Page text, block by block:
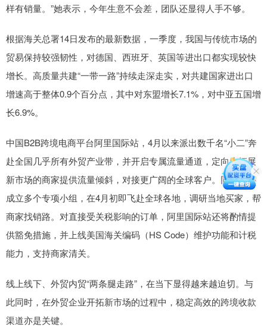
样有销量。”她表示，今年生意不会差，团队还显得人手不够。
根据海关总署14日发布的最新数据，一季度，我国与传统市场的
贸易保持较强韧性，对德国、西班牙、英国等进出口都实现较快
增长。高质量共建“一带一路”持续走深走实，对共建国家进出口
增速高于整体0.9个百分点，其中对东盟增长7.1%，对中亚五国增
长6.9%。
中国B2B跨境电商平台阿里国际站，4月以来派出数千名“小二”奔
赴全国几乎所有外贸产业带，并开启专属流量通道，定向为拓展
新市场的商家提供流量倾斜，对接更广阔的全球客户。同时，还
成立多个专项小组，在4月初即飞赴全球各地，调研当地买家，帮
商家找销路。对直接受关税影响的订单，阿里国际站还将酌情提
供豁免措施，并上线美国海关编码（HS Code）维护功能和计税
能力，支持商家清关。
线上线下、外贸内贸“两条腿走路”，在当下显得越来越迫切。与
此同时，在外贸企业开拓新市场的过程中，稳定高效的跨境收款
渠道亦是关键。